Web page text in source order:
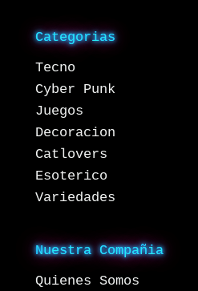
Categorias
Tecno
Cyber Punk
Juegos
Decoracion
Catlovers
Esoterico
Variedades
Nuestra Compañia
Quienes Somos